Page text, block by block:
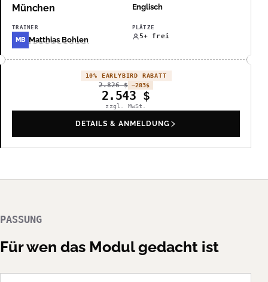
München Englisch
TRAINER
MB Matthias Bohlen
PLÄTZE
5+ frei
10% EARLYBIRD RABATT
2.826$ −283$
2.543 $
zzgl. MwSt.
DETAILS & ANMELDUNG
PASSUNG
Für wen das Modul gedacht ist